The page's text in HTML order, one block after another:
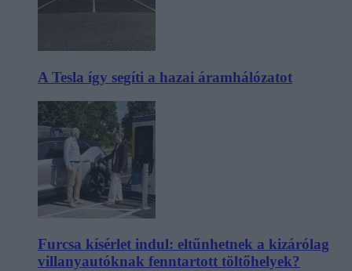
A Tesla így segíti a hazai áramhálózatot
Furcsa kísérlet indul: eltűnhetnek a kizárólag
villanyautóknak fenntartott töltőhelyek?